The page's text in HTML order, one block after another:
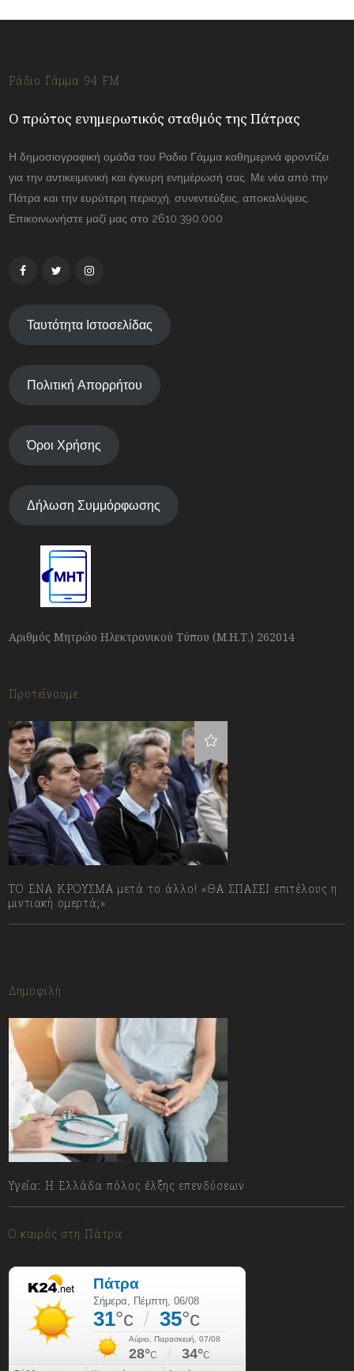
Ράδιο Γάμμα 94 FM
Ο πρώτος ενημερωτικός σταθμός της Πάτρας
Η δημοσιογραφική ομάδα του Ραδιο Γάμμα καθημερινά φροντίζει
για την αντικειμενική και έγκυρη ενημέρωσή σας. Με νέα από την
Πάτρα και την ευρύτερη περιοχή, συνεντεύξεις, αποκαλύψεις.
Επικοινωνήστε μαζί μας στο 2610.390.000
Ταυτότητα Ιστοσελίδας
Πολιτική Απορρήτου
Όροι Χρήσης
Δήλωση Συμμόρφωσης
Αριθμός Μητρώο Ηλεκτρονικού Τύπου (Μ.Η.Τ.) 262014
Προτείνουμε
ΤΟ ΕΝΑ ΚΡΟΥΣΜΑ μετά το άλλο! «ΘΑ ΣΠΑΣΕΙ επιτέλους η
μιντιακή ομερτά;»
Δημοφιλή
Υγεία: Η Ελλάδα πόλος έλξης επενδύσεων
Ο καιρός στη Πάτρα